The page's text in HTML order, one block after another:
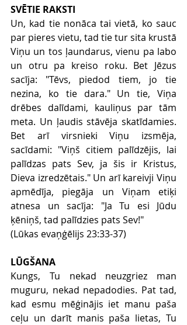
SVĒTIE RAKSTI
Un, kad tie nonāca tai vietā, ko sauc
par pieres vietu, tad tie tur sita krustā
Viņu un tos ļaundarus, vienu pa labo
un otru pa kreiso roku. Bet Jēzus
sacīja: "Tēvs, piedod tiem, jo tie
nezina, ko tie dara." Un tie, Viņa
drēbes dalīdami, kauliņus par tām
meta. Un ļaudis stāvēja skatīdamies.
Bet arī virsnieki Viņu izsmēja,
sacīdami: "Viņš citiem palīdzējis, lai
palīdzas pats Sev, ja šis ir Kristus,
Dieva izredzētais." Un arī kareivji Viņu
apmēdīja, piegāja un Viņam etiķi
atnesa un sacīja: "Ja Tu esi Jūdu
ķēniņš, tad palīdzies pats Sev!"
(Lūkas evaņģēlijs 23:33-37)
LŪGŠANA
Kungs, Tu nekad neuzgriez man
muguru, nekad nepadodies. Pat tad,
kad esmu mēģinājis iet manu paša
ceļu un darīt manis paša lietas, Tu